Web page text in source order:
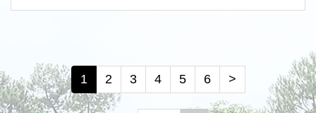
1 2 3 4 5 6 >